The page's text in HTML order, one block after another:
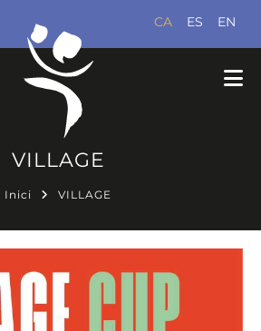
CA ES EN
VILLAGE
Inici VILLAGE